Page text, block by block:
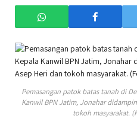
Pemasangan patok batas tanah di
Kanwil BPN Jatim, Jonahar
tokoh masyarakat.